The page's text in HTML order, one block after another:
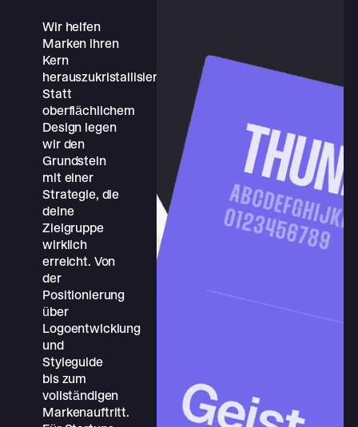
Wir helfen
Marken ihren
Kern
herauszukristallisieren.
Statt
oberflächlichem
Design legen
wir den
Grundstein
mit einer
Strategie, die
deine
Zielgruppe
wirklich
erreicht. Von
der
Positionierung
über
Logoentwicklung
und
Styleguide
bis zum
vollständigen
Markenauftritt.